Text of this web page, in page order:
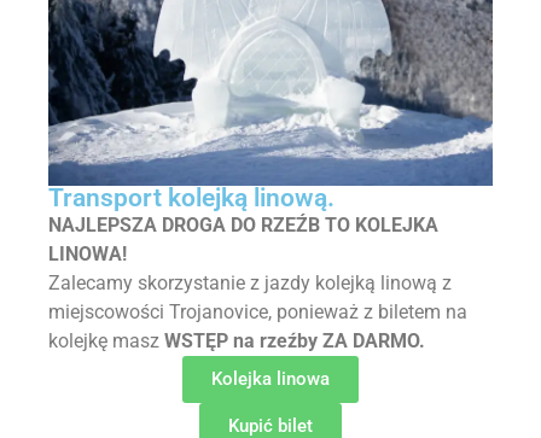
Transport kolejką linową.
NAJLEPSZA DROGA DO RZEŹB TO KOLEJKA
LINOWA!
Zalecamy skorzystanie z jazdy kolejką linową z
miejscowości Trojanovice, ponieważ z biletem na
kolejkę masz WSTĘP na rzeźby ZA DARMO.
Kolejka linowa
Kupić bilet